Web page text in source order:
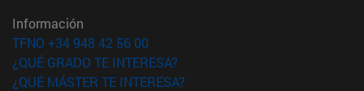
Información
TFNO +34 948 42 56 00
¿QUÉ GRADO TE INTERESA?
¿QUÉ MÁSTER TE INTERESA?